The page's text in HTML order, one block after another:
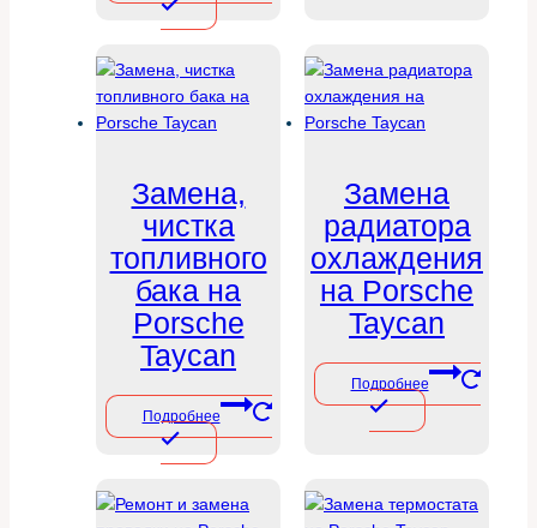
Замена,
чистка
топливного
бака на
Porsche
Taycan
Подробнее
Замена
радиатора
охлаждения
на Porsche
Taycan
Подробнее